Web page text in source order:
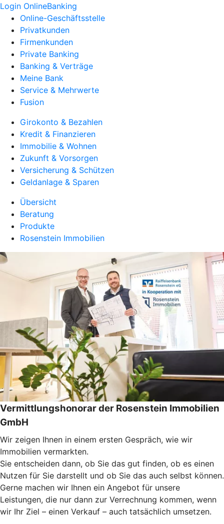
Login OnlineBanking
Online-Geschäftsstelle
Privatkunden
Firmenkunden
Private Banking
Banking & Verträge
Meine Bank
Service & Mehrwerte
Fusion
Girokonto & Bezahlen
Kredit & Finanzieren
Immobilie & Wohnen
Zukunft & Vorsorgen
Versicherung & Schützen
Geldanlage & Sparen
Übersicht
Beratung
Produkte
Rosenstein Immobilien
Vermittlungshonorar der Rosenstein Immobilien
GmbH
Wir zeigen Ihnen in einem ersten Gespräch, wie wir
Immobilien vermarkten.
Sie entscheiden dann, ob Sie das gut finden, ob es einen
Nutzen für Sie darstellt und ob Sie das auch selbst können.
Gerne machen wir Ihnen ein Angebot für unsere
Leistungen, die nur dann zur Verrechnung kommen, wenn
wir Ihr Ziel – einen Verkauf – auch tatsächlich umsetzen.